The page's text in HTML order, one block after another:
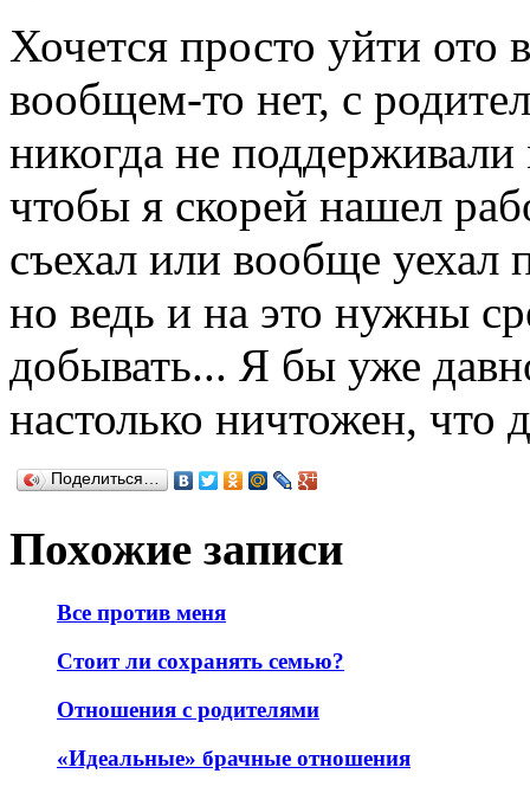
Хочется просто уйти ото
вообщем-то нет, с
никогда не
чтобы я скорей нашел
съехал или вообще
но ведь и на это нужны
добывать... Я бы уже
настолько ничтожен, что
Поделиться…
Похожие записи
Все против меня
Стоит ли сохранять семью?
Отношения с родителями
«Идеальные» брачные отношения